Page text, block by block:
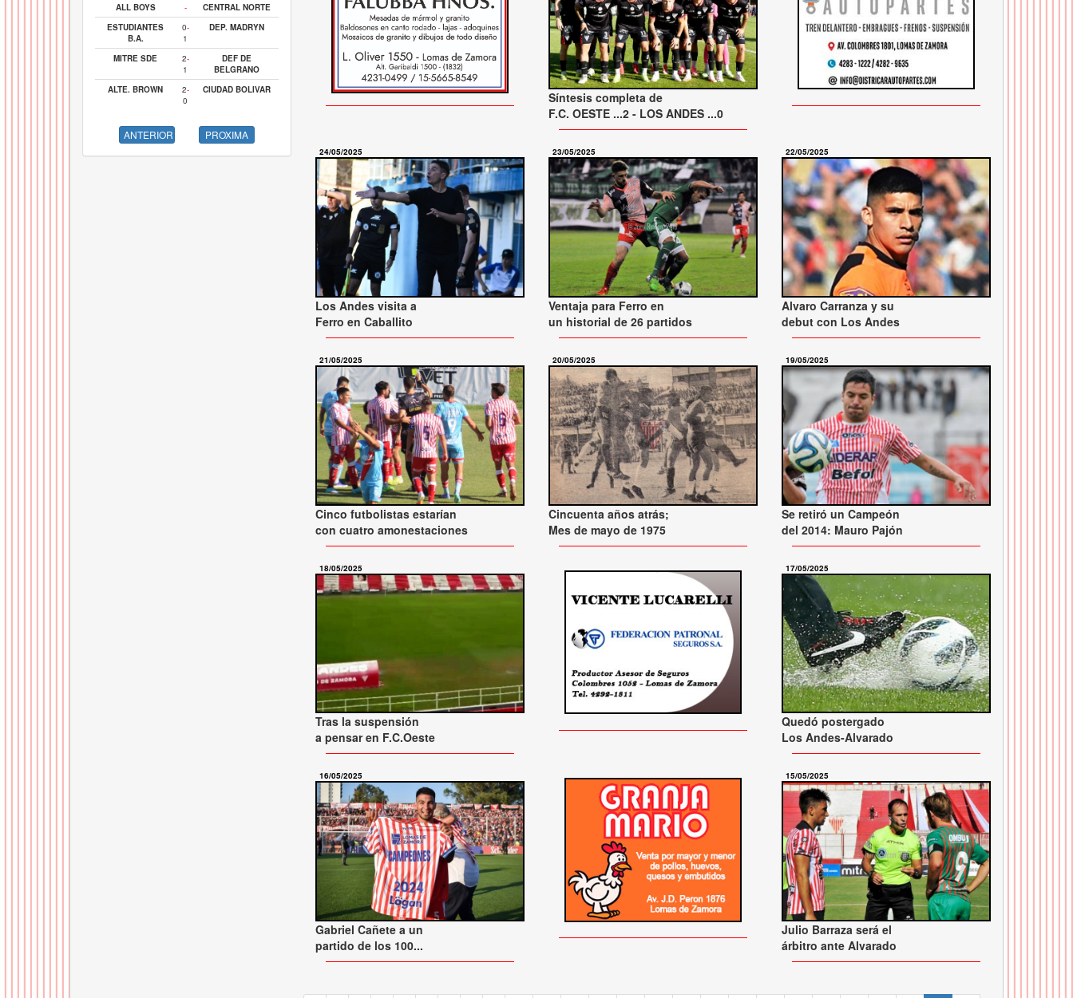
ALL BOYS -
CENTRAL NORTE
ESTUDIANTES
B.A.
0-
1
DEP. MADRYN
MITRE SDE 2-
1
DEF DE
BELGRANO
ALTE. BROWN
2-
0
CIUDAD BOLIVAR
ANTERIOR PROXIMA
Síntesis completa de
F.C. OESTE ...2 - LOS ANDES ...0
24/05/2025
Los Andes visita a
Ferro en Caballito
23/05/2025
Ventaja para Ferro en
un historial de 26 partidos
22/05/2025
Alvaro Carranza y su
debut con Los Andes
21/05/2025
Cinco futbolistas estarían
con cuatro amonestaciones
20/05/2025
Cincuenta años atrás;
Mes de mayo de 1975
19/05/2025
Se retiró un Campeón
del 2014: Mauro Pajón
18/05/2025
Tras la suspensión
a pensar en F.C.Oeste
17/05/2025
Quedó postergado
Los Andes-Alvarado
16/05/2025
Gabriel Cañete a un
partido de los 100...
15/05/2025
Julio Barraza será el
árbitro ante Alvarado